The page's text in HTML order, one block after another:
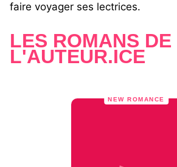
faire voyager ses lectrices.
LES ROMANS DE
L'AUTEUR.ICE
NEW ROMANCE